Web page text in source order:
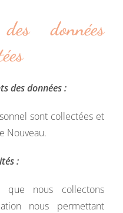
données
des données :
sont collectées et
Nouveau.
:
que nous collectons
nous permettant